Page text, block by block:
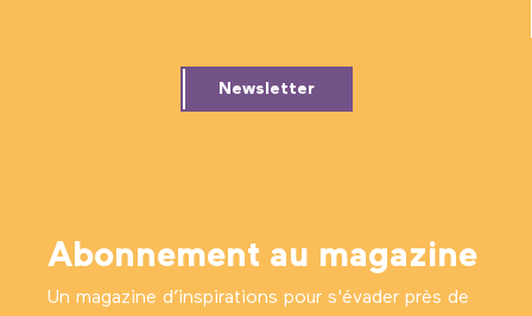
Newsletter
Abonnement au magazine
Un magazine d’inspirations pour s'évader près de